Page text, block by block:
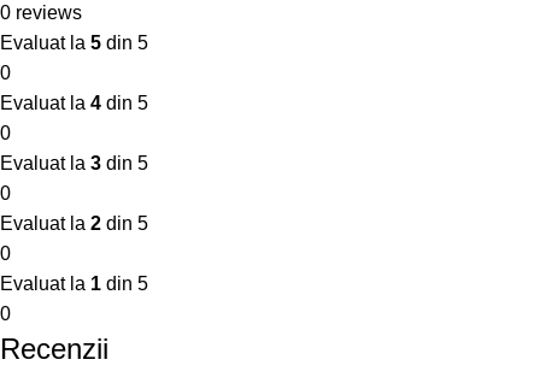
0 reviews
Evaluat la 5 din 5
0
Evaluat la 4 din 5
0
Evaluat la 3 din 5
0
Evaluat la 2 din 5
0
Evaluat la 1 din 5
0
Recenzii